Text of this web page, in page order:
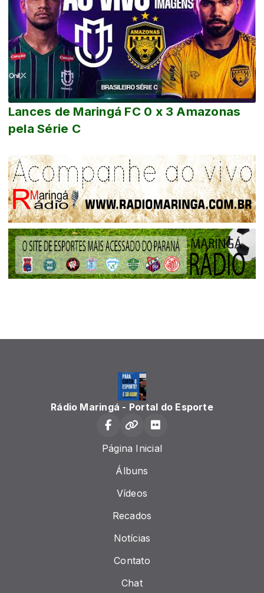
Lances de Maringá FC 0 x 3 Amazonas
pela Série C
Rádio Maringá - Portal do Esporte
Página Inicial
Álbuns
Vídeos
Recados
Notícias
Contato
Chat